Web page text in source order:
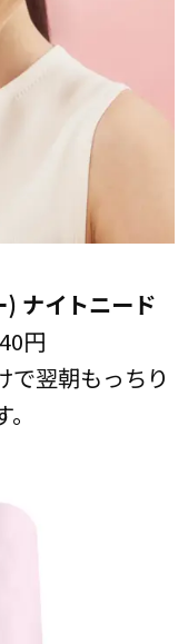
ナイトニード
円
で翌朝もっちり